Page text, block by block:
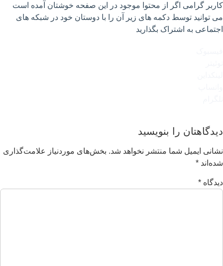
کاربر گرامی اگر از محتوا موجود در این صفحه خوشتان آمده است
می توانید توسط دکمه های زیر آن را با دوستان خود در شبکه های
اجتماعی به اشتراک بگذارید
دیدگاهتان را بنویسید
نشانی ایمیل شما منتشر نخواهد شد. بخش‌های موردنیاز علامت‌گذاری
شده‌اند *
دیدگاه *